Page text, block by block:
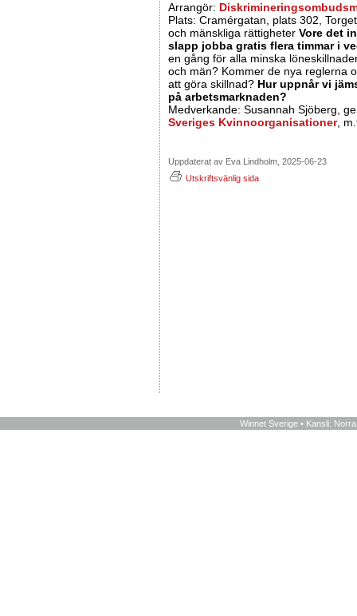
Arrangör:
Plats: Cramérgatan, plats 302,
och mänskliga rättigheter Vore det
slapp jobba gratis flera timmar i
en gång för alla minska
och män? Kommer de nya reglerna
att göra skillnad? Hur uppnår vi
på arbetsmarknaden?
Medverkande: Susannah Sjöberg,
Sveriges Kvinnoorganisationer,
Uppdaterat av Eva Lindholm, 2025-06-23
Utskriftsvänlig sida
Winnet Sverige • Kansli: